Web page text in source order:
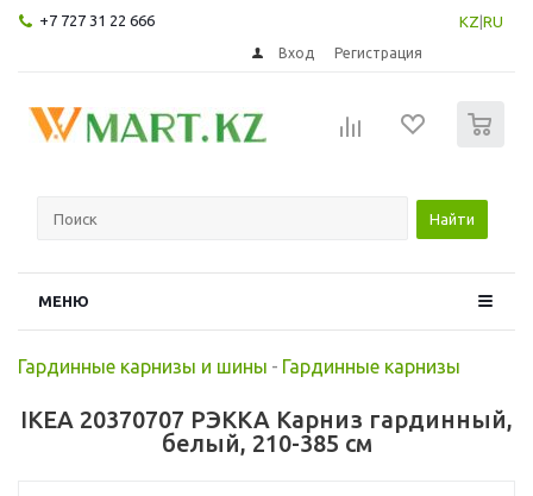
+7 727 31 22 666 KZ RU
Вход Регистрация
Найти
МЕНЮ
Гардинные карнизы и шины - Гардинные карнизы
IKEA 20370707 РЭККА Карниз гардинный,
белый, 210-385 см